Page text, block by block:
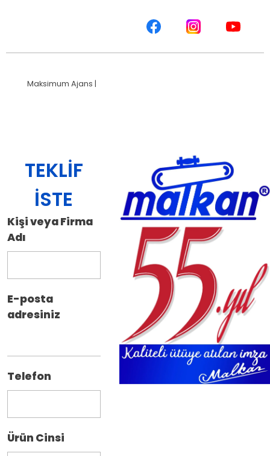
Maksimum Ajans |
TEKLIF
İSTE
Kişi veya Firma
Adı
E-posta
adresiniz
Telefon
Ürün Cinsi